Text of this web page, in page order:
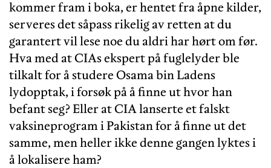
kommer fram i boka, er hentet fra åpne kilder,
serveres det såpass rikelig av retten at du
garantert vil lese noe du aldri har hørt om før.
Hva med at CIAs ekspert på fuglelyder ble
tilkalt for å studere Osama bin Ladens
lydopptak, i forsøk på å finne ut hvor han
befant seg? Eller at CIA lanserte et falskt
vaksineprogram i Pakistan for å finne ut det
samme, men heller ikke denne gangen lyktes i
å lokalisere ham?